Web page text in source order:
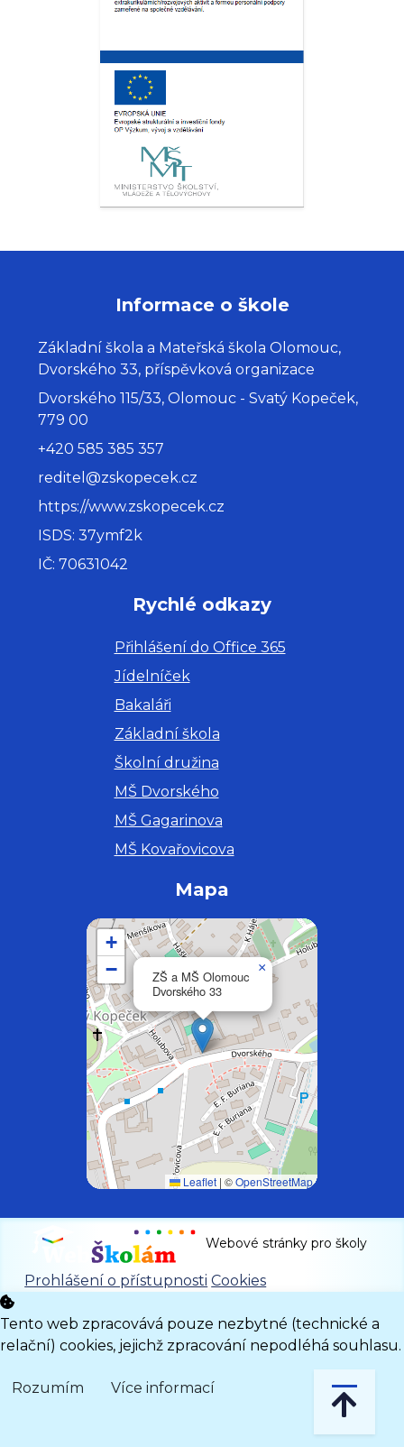
Informace o škole
Základní škola a Mateřská škola Olomouc,
Dvorského 33, příspěvková organizace
Dvorského 115/33, Olomouc - Svatý Kopeček,
779 00
+420 585 385 357
reditel@zskopecek.cz
https://www.zskopecek.cz
ISDS: 37ymf2k
IČ: 70631042
Rychlé odkazy
Přihlášení do Office 365
Jídelníček
Bakaláři
Základní škola
Školní družina
MŠ Dvorského
MŠ Gagarinova
MŠ Kovařovicova
Mapa
ZŠ a MŠ Olomouc
Dvorského 33
×
+
−
Leaflet | ©OpenStreetMap
Webové stránky pro školy
Prohlášení o přístupnosti Cookies
Tento web zpracovává pouze nezbytné (technické a
relační) cookies, jejichž zpracování nepodléhá souhlasu.
Rozumím Více informací